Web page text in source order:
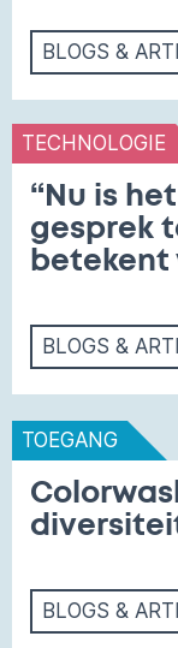
BLOGS &
TECHNOLOGIE
“Nu is
gesprek
betekent
BLOGS &
TOEGANG
BLOGS &